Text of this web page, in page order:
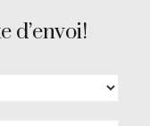
d’envoi!